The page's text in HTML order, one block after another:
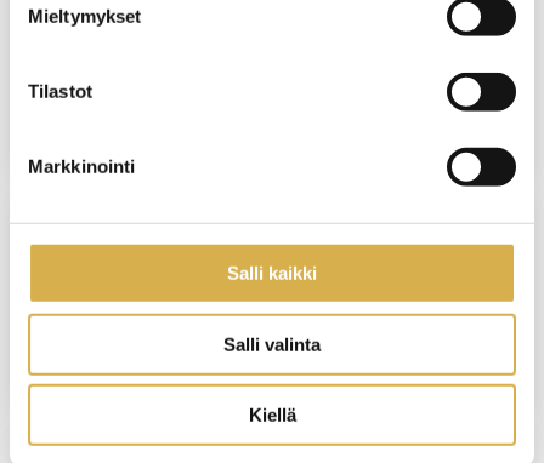
Mieltymykset
Tilastot
Markkinointi
Salli kaikki
Salli valinta
Kiellä
VANTAA
Nepsytietoa koulujen työyhteisöille